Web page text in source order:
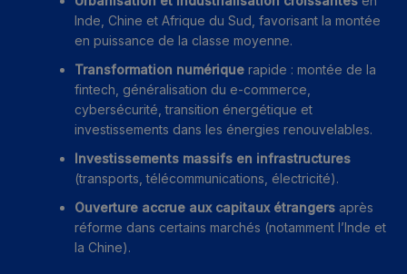
Inde, Chine et Afrique du Sud, favorisant la montée
en puissance de la classe moyenne.
Transformation numérique rapide : montée de la
fintech, généralisation du e-commerce,
cybersécurité, transition énergétique et
investissements dans les énergies renouvelables.
Investissements massifs en infrastructures
(transports, télécommunications, électricité).
Ouverture accrue aux capitaux étrangers après
réforme dans certains marchés (notamment l’Inde et
la Chine).